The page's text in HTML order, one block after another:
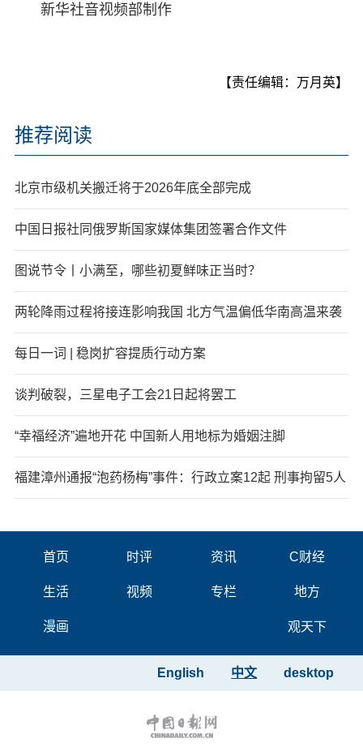
新华社音视频部制作
【责任编辑：万月英】
推荐阅读
北京市级机关搬迁将于2026年底全部完成
中国日报社同俄罗斯国家媒体集团签署合作文件
图说节令丨小满至，哪些初夏鲜味正当时？
两轮降雨过程将接连影响我国 北方气温偏低华南高温来袭
每日一词 | 稳岗扩容提质行动方案
谈判破裂，三星电子工会21日起将罢工
“幸福经济”遍地开花 中国新人用地标为婚姻注脚
福建漳州通报“泡药杨梅”事件：行政立案12起 刑事拘留5人
首页 时评 资讯 C财经
生活 视频 专栏 地方
漫画 观天下
desktop
中文
English